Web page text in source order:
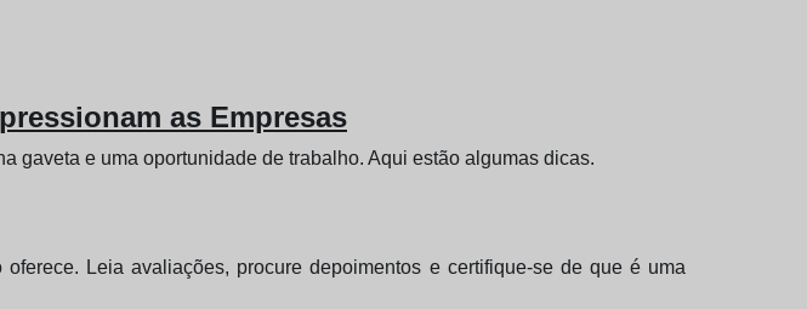
as Empresas
gaveta e uma oportunidade de trabalho. Aqui estão algumas dicas.
Leia avaliações, procure depoimentos e certifique-se de que é uma